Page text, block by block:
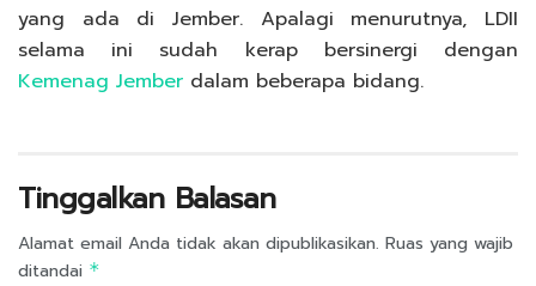
yang ada di Jember. Apalagi menurutnya, LDII
selama ini sudah kerap bersinergi dengan
Kemenag Jember dalam beberapa bidang.
Tinggalkan Balasan
Alamat email Anda tidak akan dipublikasikan. Ruas yang wajib
ditandai *